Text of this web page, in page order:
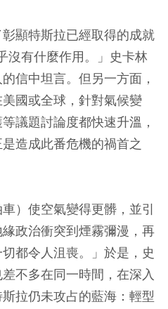
彰顯特斯拉已經取得的成就
沒有什麼作用。」史卡林
信中坦言。但另一方面，
國或全球，針對氣候變
議題討論度都快速升溫，
造成此番危機的禍首之
）使空氣變得更髒，並引
政治衝突到煙霧彌漫，再
都令人沮喪。」於是，史
不多在同一時間，在深入
拉仍未攻占的藍海：輕型